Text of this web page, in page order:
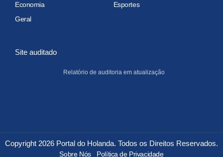
Economia
Esportes
Geral
Site auditado
Relatório de auditoria em atualização
Copyright 2026 Portal do Holanda. Todos os Direitos Reservados.
Sobre Nós Política de Privacidade